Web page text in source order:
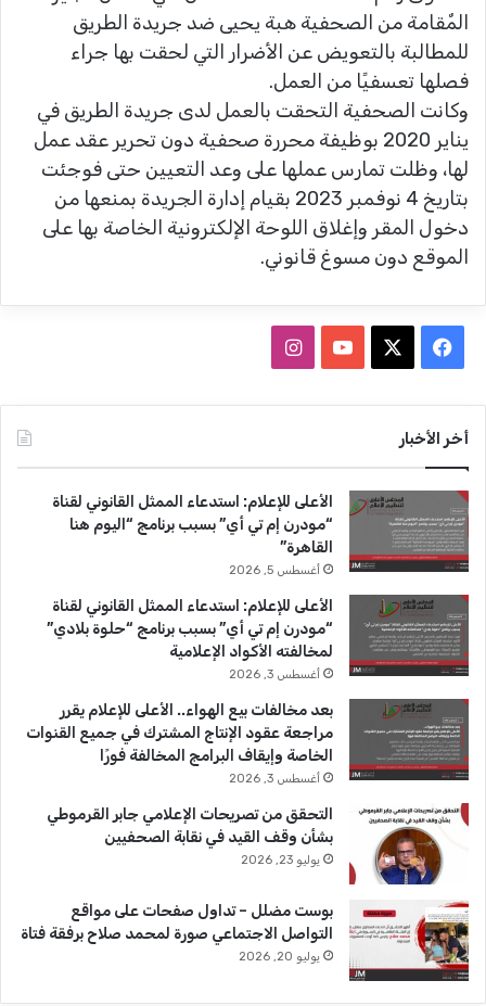
المٌقامة من الصحفية هبة يحيى ضد جريدة الطريق
للمطالبة بالتعويض عن الأضرار التي لحقت بها جراء
فصلها تعسفيًا من العمل.
وكانت الصحفية التحقت بالعمل لدى جريدة الطريق في
يناير 2020 بوظيفة محررة صحفية دون تحرير عقد عمل
لها، وظلت تمارس عملها على وعد التعيين حتى فوجئت
بتاريخ 4 نوفمبر 2023 بقيام إدارة الجريدة بمنعها من
دخول المقر وإغلاق اللوحة الإلكترونية الخاصة بها على
الموقع دون مسوغ قانوني.
س
و
ك
T
u
b
e
ق
ا
م
أخر الأخبار
الأعلى للإعلام: استدعاء الممثل القانوني لقناة
“مودرن إم تي أي” بسبب برنامج “اليوم هنا
القاهرة”
أغسطس 5, 2026
الأعلى للإعلام: استدعاء الممثل القانوني لقناة
“مودرن إم تي أي” بسبب برنامج “حلوة بلادي”
لمخالفته الأكواد الإعلامية
أغسطس 3, 2026
بعد مخالفات بيع الهواء.. الأعلى للإعلام يقرر
مراجعة عقود الإنتاج المشترك في جميع القنوات
الخاصة وإيقاف البرامج المخالفة فورًا
أغسطس 3, 2026
التحقق من تصريحات الإعلامي جابر القرموطي
بشأن وقف القيد في نقابة الصحفيين
يوليو 23, 2026
بوست مضلل – تداول صفحات على مواقع
التواصل الاجتماعي صورة لمحمد صلاح برفقة فتاة
يوليو 20, 2026